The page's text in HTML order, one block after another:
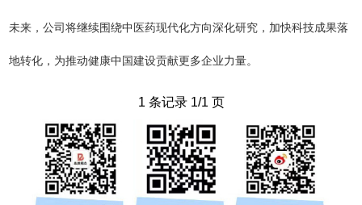
未来，公司将继续围绕中医药现代化方向深化研究，加快科技成果落
地转化，为推动健康中国建设贡献更多企业力量。
1 条记录 1/1 页